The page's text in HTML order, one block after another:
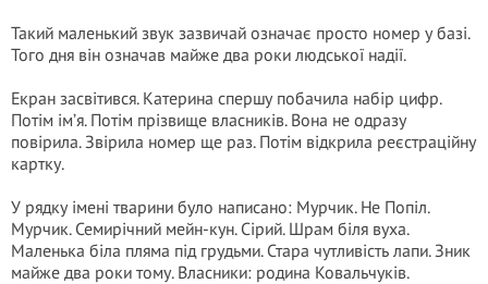
Такий маленький звук зазвичай означає просто номер у базі.
Того дня він означав майже два роки людської надії.
Екран засвітився. Катерина спершу побачила набір цифр.
Потім ім’я. Потім прізвище власників. Вона не одразу
повірила. Звірила номер ще раз. Потім відкрила реєстраційну
картку.
У рядку імені тварини було написано: Мурчик. Не Попіл.
Мурчик. Семирічний мейн-кун. Сірий. Шрам біля вуха.
Маленька біла пляма під грудьми. Стара чутливість лапи. Зник
майже два роки тому. Власники: родина Ковальчуків.